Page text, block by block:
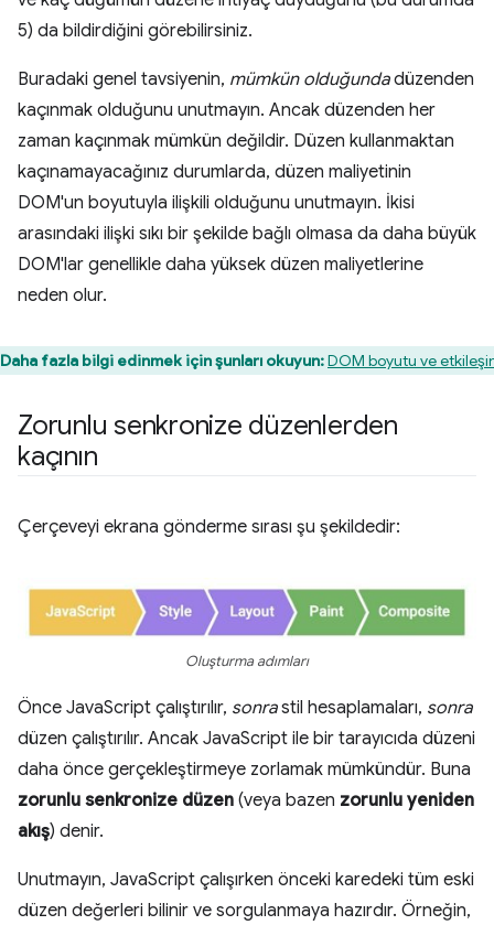
5) da bildirdiğini görebilirsiniz.
Buradaki genel tavsiyenin, mümkün olduğundadüzenden
kaçınmak olduğunu unutmayın. Ancak düzenden her
zaman kaçınmak mümkün değildir. Düzen kullanmaktan
kaçınamayacağınız durumlarda, düzen maliyetinin
DOM'un boyutuyla ilişkili olduğunu unutmayın. İkisi
arasındaki ilişki sıkı bir şekilde bağlı olmasa da daha büyük
DOM'lar genellikle daha yüksek düzen maliyetlerine
neden olur.
Daha fazla bilgi edinmek için şunları okuyun:DOM boyutu ve
Zorunlu senkronize düzenlerden
kaçının
Çerçeveyi ekrana gönderme sırası şu şekildedir:
Oluşturma adımları
Önce JavaScript çalıştırılır, sonrastil hesaplamaları, sonra
düzen çalıştırılır. Ancak JavaScript ile bir tarayıcıda düzeni
daha önce gerçekleştirmeye zorlamak mümkündür. Buna
zorunlu senkronize düzen (veya bazen zorunlu yeniden
akış) denir.
Unutmayın, JavaScript çalışırken önceki karedeki tüm eski
düzen değerleri bilinir ve sorgulanmaya hazırdır. Örneğin,